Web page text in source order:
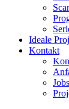
Ideale
Kontakt